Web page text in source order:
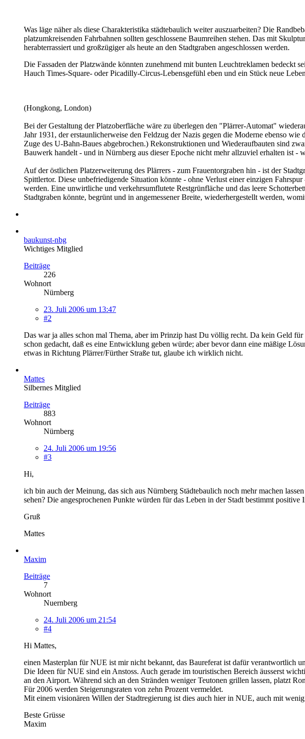
Was läge näher als diese Charakteristika städtebaulich weiter auszuarbeiten? Die
platzumkreisenden Fahrbahnen sollten geschlossene Baumreihen stehen. Das mit
herabterrassiert und großzügiger als heute an den Stadtgraben angeschlossen werden.
Die Fassaden der Platzwände könnten zunehmend mit bunten Leuchtreklamen bedeckt
Hauch Times-Square- oder Picadilly-Circus-Lebensgefühl eben und ein Stück neue
(Hongkong, London)
Bei der Gestaltung der Platzoberfläche wäre zu überlegen den "Plärrer-Automat"
Jahr 1931, der erstaunlicherweise den Feldzug der Nazis gegen die Moderne ebenso
Zuge des U-Bahn-Baues abgebrochen.) Rekonstruktionen und Wiederaufbauten sind
Bauwerk handelt - und in Nürnberg aus dieser Epoche nicht mehr allzuviel erhalten ist -
Auf der östlichen Platzerweiterung des Plärrers - zum Frauentorgraben hin - ist der
Spittlertor. Diese unbefriedigende Situation könnte - ohne Verlust einer einzigen
werden. Eine unwirtliche und verkehrsumflutete Restgrünfläche und das leere
Stadtgraben könnte, begrünt und in angemessener Breite, wiederhergestellt werden,
baukunst-nbg
Wichtiges Mitglied
Beiträge
226
Wohnort
Nürnberg
23. Juli 2006 um 13:47
#2
Das war ja alles schon mal Thema, aber im Prinzip hast Du völlig recht. Da kein Geld
schon gedacht, daß es eine Entwicklung geben würde; aber bevor dann eine mäßige
etwas in Richtung Plärrer/Fürther Straße tut, glaube ich wirklich nicht.
Mattes
Silbernes Mitglied
Beiträge
883
Wohnort
Nürnberg
24. Juli 2006 um 19:56
#3
Hi,
ich bin auch der Meinung, das sich aus Nürnberg Städtebaulich noch mehr machen
sehen? Die angesprochenen Punkte würden für das Leben in der Stadt bestimmt positive
Gruß
Mattes
Maxim
Beiträge
7
Wohnort
Nuernberg
24. Juli 2006 um 21:54
#4
Hi Mattes,
einen Masterplan für NUE ist mir nicht bekannt, das Baureferat ist dafür verantwortlich
Die Ideen für NUE sind ein Anstoss. Auch gerade im touristischen Bereich äusserst
an den Airport. Während sich an den Stränden weniger Teutonen grillen lassen, platzt
Für 2006 werden Steigerungsraten von zehn Prozent vermeldet.
Mit einem visionären Willen der Stadtregierung ist dies auch hier in NUE, auch mit
Beste Grüsse
Maxim